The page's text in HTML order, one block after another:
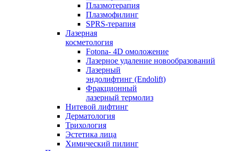
Плазмотерапия
Плазмофилинг
SPRS-терапия
Лазерная
косметология
Fotona- 4D омоложение
Лазерное удаление новообразований
Лазерный
эндолифтинг (Endolift)
Фракционный
лазерный термолиз
Нитевой лифтинг
Дерматология
Трихология
Эстетика лица
Химический пилинг